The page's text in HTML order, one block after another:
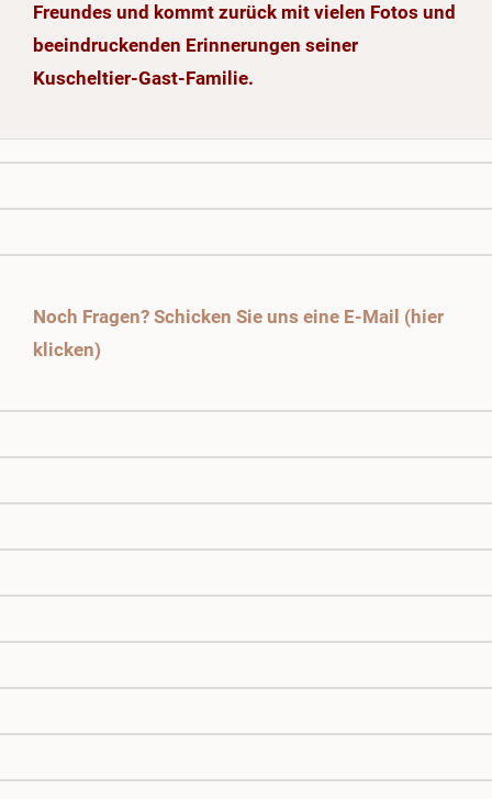
Freundes und kommt zurück mit vielen Fotos und
beeindruckenden Erinnerungen seiner
Kuscheltier-Gast-Familie.
Noch Fragen? Schicken Sie uns eine E-Mail (hier
klicken)